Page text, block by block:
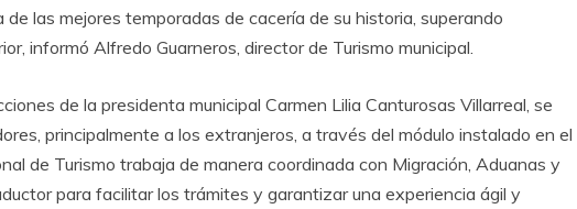
las mejores temporadas de cacería de su historia, superando
informó Alfredo Guarneros, director de Turismo municipal.
de la presidenta municipal Carmen Lilia Canturosas Villarreal, se
principalmente a los extranjeros, a través del módulo instalado en el
de Turismo trabaja de manera coordinada con Migración, Aduanas y
para facilitar los trámites y garantizar una experiencia ágil y